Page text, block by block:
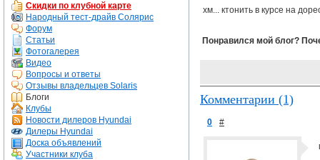
Скидки по клубной карте
Народный тест-драйв Солярис
Форум
Статьи
Фотогалерея
Видео
Вопросы и ответы
Отзывы владельцев Solaris
Блоги
Клубы
Новости дилеров Hyundai
Дилеры Hyundai
Доска объявлений
Участники клуба
хм... ктонить в курсе на
Понравился мой блог?
Комментарии (1)
0 #